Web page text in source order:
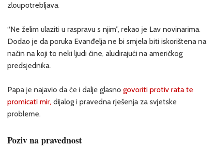
zloupotrebljava.
“Ne želim ulaziti u raspravu s njim”, rekao je Lav novinarima.
Dodao je da poruka Evanđelja ne bi smjela biti iskorištena na
način na koji to neki ljudi čine, aludirajući na američkog
predsjednika.
Papa je najavio da će i dalje glasno govoriti protiv rata te
promicati mir, dijalog i pravedna rješenja za svjetske
probleme.
Poziv na pravednost